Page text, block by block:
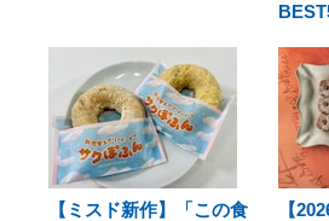
【ミスド新作】「この食
【